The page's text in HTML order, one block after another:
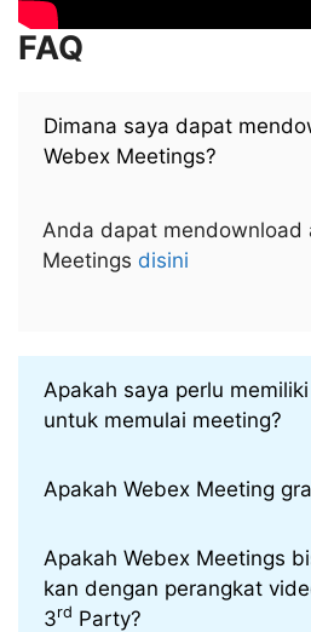
FAQ
Dimana saya dapat
Webex Meetings?
Anda dapat mendownload
Meetings disini
Apakah saya perlu
untuk memulai meeting?
Apakah Webex Meeting
Apakah Webex Meetings
kan dengan perangkat
3rd Party?